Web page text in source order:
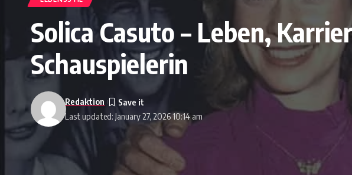
Solica Casuto – Leben,
Schauspielerin
Last updated: January 27, 2026 10:14 am
Redaktion